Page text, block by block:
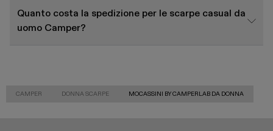
Quanto costa la spedizione per le scarpe casual da
uomo Camper?
CAMPER DONNA SCARPE MOCASSINI BY CAMPERLAB DA DONNA